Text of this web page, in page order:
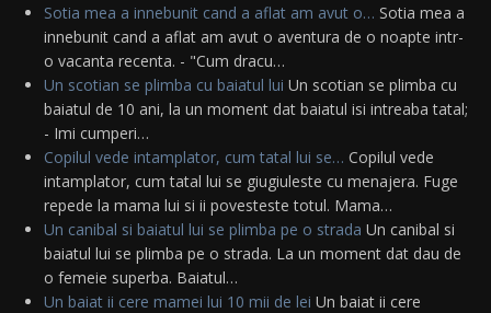
Sotia mea a innebunit cand a aflat am avut o… Sotia mea a
innebunit cand a aflat am avut o aventura de o noapte intr-
o vacanta recenta. - "Cum dracu…
Un scotian se plimba cu baiatul lui Un scotian se plimba cu
baiatul de 10 ani, la un moment dat baiatul isi intreaba tatal;
- Imi cumperi…
Copilul vede intamplator, cum tatal lui se… Copilul vede
intamplator, cum tatal lui se giugiuleste cu menajera. Fuge
repede la mama lui si ii povesteste totul. Mama…
Un canibal si baiatul lui se plimba pe o strada Un canibal si
baiatul lui se plimba pe o strada. La un moment dat dau de
o femeie superba. Baiatul…
Un baiat ii cere mamei lui 10 mii de lei Un baiat ii cere